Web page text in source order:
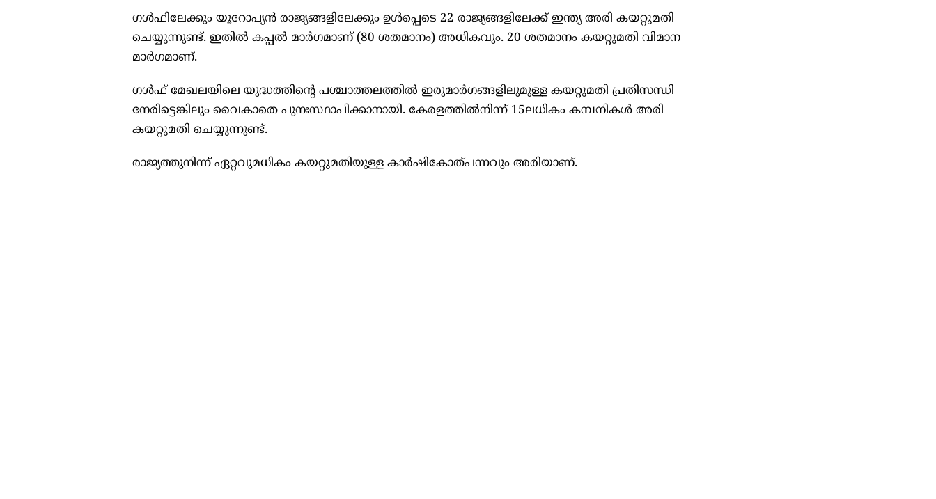
ഗൾഫിലേക്കും യൂറോപ്യൻ രാജ്യങ്ങളിലേക്കും ഉൾപ്പെടെ 22 രാജ്യങ്ങളിലേക്ക് ഇന്ത്യ അരി കയറ്റുമതി
ചെയ്യുന്നുണ്ട്. ഇതിൽ കപ്പൽ മാർഗമാണ് (80 ശതമാനം) അധികവും. 20 ശതമാനം കയറ്റുമതി വിമാന
മാർഗമാണ്.
ഗൾഫ് മേഖലയിലെ യുദ്ധത്തിന്‍റെ പശ്ചാത്തലത്തിൽ‌ ഇരുമാർഗങ്ങളിലുമുള്ള കയറ്റുമതി പ്രതിസന്ധി
നേരിട്ടെങ്കിലും വൈകാതെ പുനഃസ്ഥാപിക്കാനായി. കേരളത്തിൽനിന്ന് 15ലധികം കമ്പനികൾ അരി
കയറ്റുമതി ചെയ്യുന്നുണ്ട്.
രാജ്യത്തുനിന്ന് ഏറ്റവുമധികം കയറ്റുമതിയുള്ള കാർഷികോത്പന്നവും അരിയാണ്.